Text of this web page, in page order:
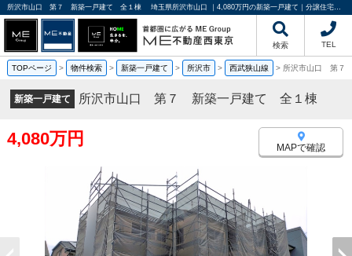
所沢市山口 第７ 新築一戸建て 全１棟 埼玉県所沢市山口 ｜4,080万円の新築一戸建て｜分譲住宅や新築物件｜ME不動産西東京
検索 TEL
TOPページ > 物件検索 > 新築一戸建て > 所沢市 > 西武狭山線 > 所沢市山口 第
新築一戸建て 所沢市山口 第７ 新築一戸建て 全１棟
4,080万円 MAPで確認